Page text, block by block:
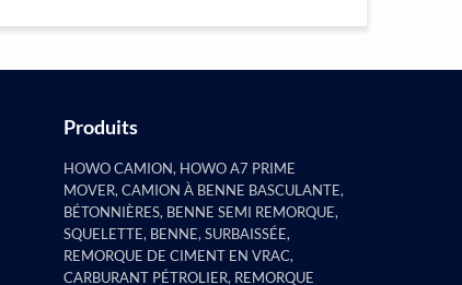
Produits
HOWO CAMION, HOWO A7 PRIME
MOVER, CAMION À BENNE BASCULANTE,
BÉTONNIÈRES, BENNE SEMI REMORQUE,
SQUELETTE, BENNE, SURBAISSÉE,
REMORQUE DE CIMENT EN VRAC,
CARBURANT PÉTROLIER, REMORQUE